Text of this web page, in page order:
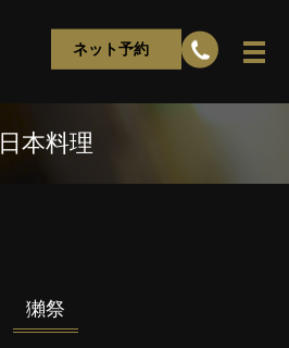
ネット予約
日本料理
獺祭